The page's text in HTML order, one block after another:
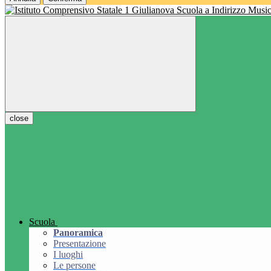
Scuola a Indirizzo
close
Scuola
Panoramica
Presentazione
I luoghi
Le persone